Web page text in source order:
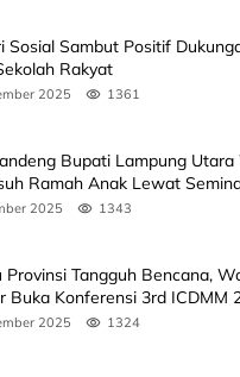
Sosial Sambut Positif
Rakyat
2025 1361
Bupati Lampung
Ramah Anak Lewat
2025 1343
Provinsi Tangguh Bencana,
Buka Konferensi 3rd ICDMM
2025 1324